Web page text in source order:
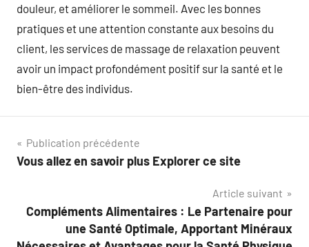
douleur, et améliorer le sommeil. Avec les bonnes
pratiques et une attention constante aux besoins du
client, les services de massage de relaxation peuvent
avoir un impact profondément positif sur la santé et le
bien-être des individus.
Navigation
de
Publication précédente
Vous allez en savoir plus Explorer ce site
Article suivant
Compléments Alimentaires : Le Partenaire pour
une Santé Optimale, Apportant Minéraux